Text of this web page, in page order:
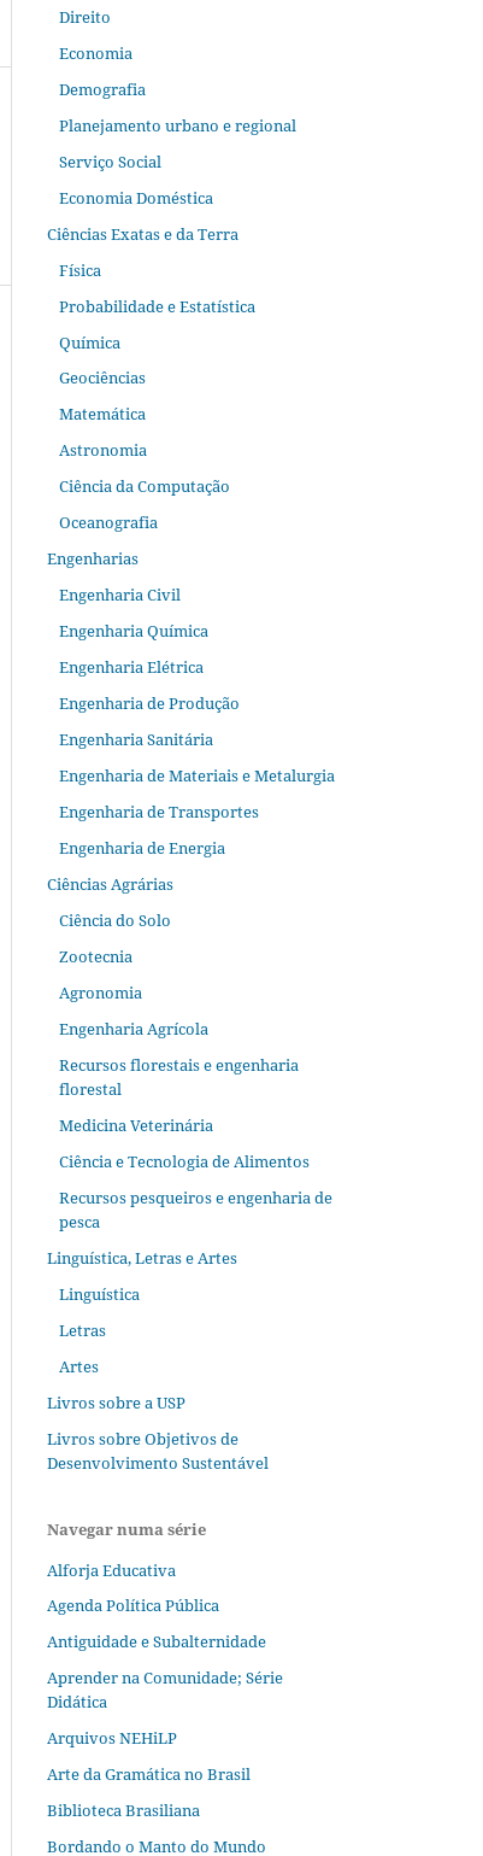
Direito
Economia
Demografia
Planejamento urbano e regional
Serviço Social
Economia Doméstica
Ciências Exatas e da Terra
Física
Probabilidade e Estatística
Química
Geociências
Matemática
Astronomia
Ciência da Computação
Oceanografia
Engenharias
Engenharia Civil
Engenharia Química
Engenharia Elétrica
Engenharia de Produção
Engenharia Sanitária
Engenharia de Materiais e Metalurgia
Engenharia de Transportes
Engenharia de Energia
Ciências Agrárias
Ciência do Solo
Zootecnia
Agronomia
Engenharia Agrícola
Recursos florestais e engenharia
florestal
Medicina Veterinária
Ciência e Tecnologia de Alimentos
Recursos pesqueiros e engenharia de
pesca
Linguística, Letras e Artes
Linguística
Letras
Artes
Livros sobre a USP
Livros sobre Objetivos de
Desenvolvimento Sustentável
Navegar numa série
Alforja Educativa
Agenda Política Pública
Antiguidade e Subalternidade
Aprender na Comunidade; Série
Didática
Arquivos NEHiLP
Arte da Gramática no Brasil
Biblioteca Brasiliana
Bordando o Manto do Mundo